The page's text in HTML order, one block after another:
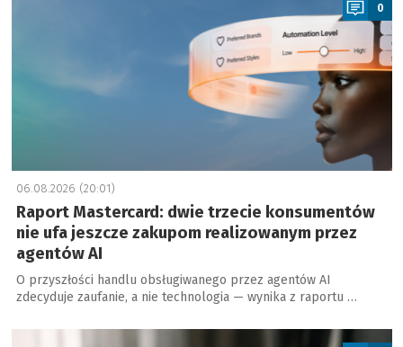
0
06.08.2026 (20:01)
Raport Mastercard: dwie trzecie konsumentów
nie ufa jeszcze zakupom realizowanym przez
agentów AI
O przyszłości handlu obsługiwanego przez agentów AI
zdecyduje zaufanie, a nie technologia — wynika z raportu …
a